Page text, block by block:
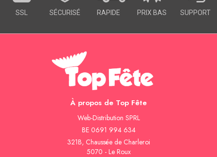
SSL SÉCURISÉ RAPIDE PRIX BAS SUPPORT
À propos de Top Fête
Web-Distribution SPRL
BE 0691 994 634
321B, Chaussée de Charleroi
5070 - Le Roux